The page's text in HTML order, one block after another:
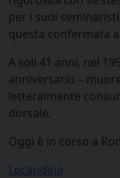
per i suoi
questa confermata
A soli 41 anni, nel
anniversario –
letteralmente
dorsale.
Oggi è in corso a
Locandina